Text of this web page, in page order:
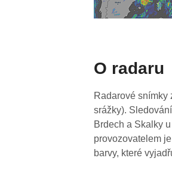
O radaru
Radarové snímky
srážky).
Brdech a Skalky
provozovatelem
barvy, které